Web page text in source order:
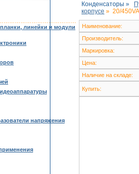
линейки и модули
напряжения
Конденсаторы »
корпусе » 20/
Наименование:
Производитель:
Маркировка:
Цена:
Наличие на складе:
Купить: